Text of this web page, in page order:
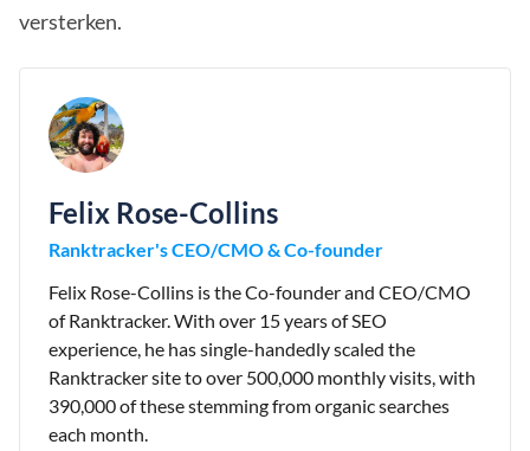
versterken.
Felix Rose-Collins
Ranktracker's CEO/CMO & Co-founder
Felix Rose-Collins is the Co-founder and CEO/CMO
of Ranktracker. With over 15 years of SEO
experience, he has single-handedly scaled the
Ranktracker site to over 500,000 monthly visits, with
390,000 of these stemming from organic searches
each month.